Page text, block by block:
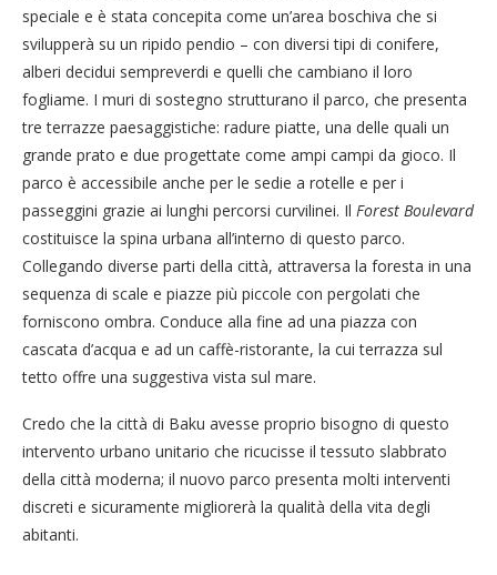
speciale e è stata concepita come un’area boschiva che si
svilupperà su un ripido pendio – con diversi tipi di conifere,
alberi decidui sempreverdi e quelli che cambiano il loro
fogliame. I muri di sostegno strutturano il parco, che presenta
tre terrazze paesaggistiche: radure piatte, una delle quali un
grande prato e due progettate come ampi campi da gioco. Il
parco è accessibile anche per le sedie a rotelle e per i
passeggini grazie ai lunghi percorsi curvilinei. Il Forest Boulevard
costituisce la spina urbana all’interno di questo parco.
Collegando diverse parti della città, attraversa la foresta in una
sequenza di scale e piazze più piccole con pergolati che
forniscono ombra. Conduce alla fine ad una piazza con
cascata d’acqua e ad un caffè-ristorante, la cui terrazza sul
tetto offre una suggestiva vista sul mare.
Credo che la città di Baku avesse proprio bisogno di questo
intervento urbano unitario che ricucisse il tessuto slabbrato
della città moderna; il nuovo parco presenta molti interventi
discreti e sicuramente migliorerà la qualità della vita degli
abitanti.